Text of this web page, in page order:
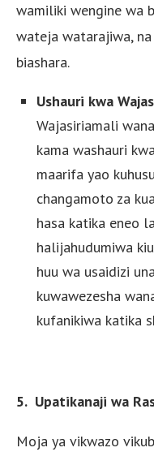
wamiliki wengine wa
wateja watarajiwa,
biashara.
Ushauri kwa
Wajasiriamali
kama washauri
maarifa yao
changamoto za
hasa katika eneo
halijahudumiwa
huu wa usaidizi
kuwawezesha
kufanikiwa katika
5. Upatikanaji wa
Moja ya vikwazo